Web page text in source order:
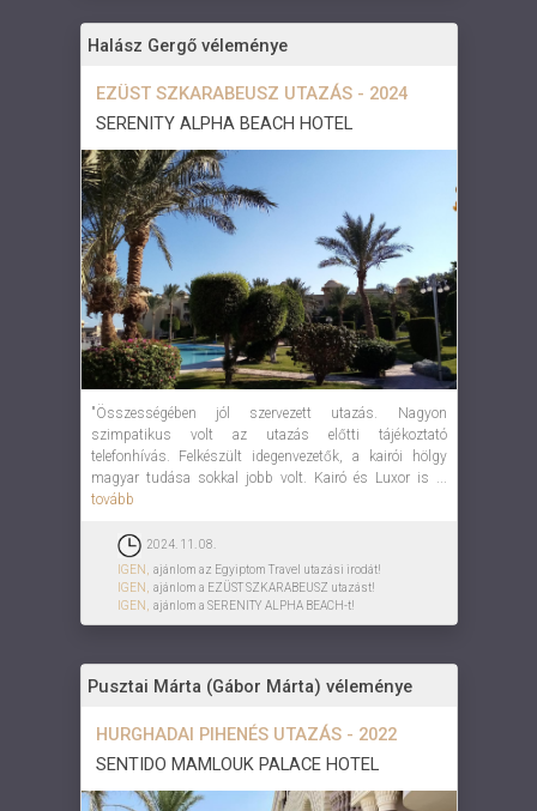
Halász Gergő véleménye
EZÜST SZKARABEUSZ UTAZÁS - 2024
SERENITY ALPHA BEACH HOTEL
"Összességében jól szervezett utazás. Nagyon
szimpatikus volt az utazás előtti tájékoztató
telefonhívás. Felkészült idegenvezetők, a kairói hölgy
magyar tudása sokkal jobb volt. Kairó és Luxor is ...
tovább
2024. 11. 08.
IGEN,
ajánlom az Egyiptom Travel utazási irodát!
IGEN,
ajánlom a EZÜST SZKARABEUSZ utazást!
IGEN,
ajánlom a SERENITY ALPHA BEACH-t!
Pusztai Márta (Gábor Márta) véleménye
HURGHADAI PIHENÉS UTAZÁS - 2022
SENTIDO MAMLOUK PALACE HOTEL